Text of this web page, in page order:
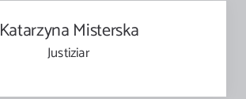
Katarzyna Misterska
Justiziar